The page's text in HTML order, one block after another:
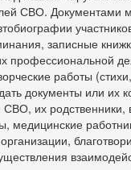
СВО. Документами
записные
профессиональной
работы
документы или их
СВО, их родственники,
медицинские